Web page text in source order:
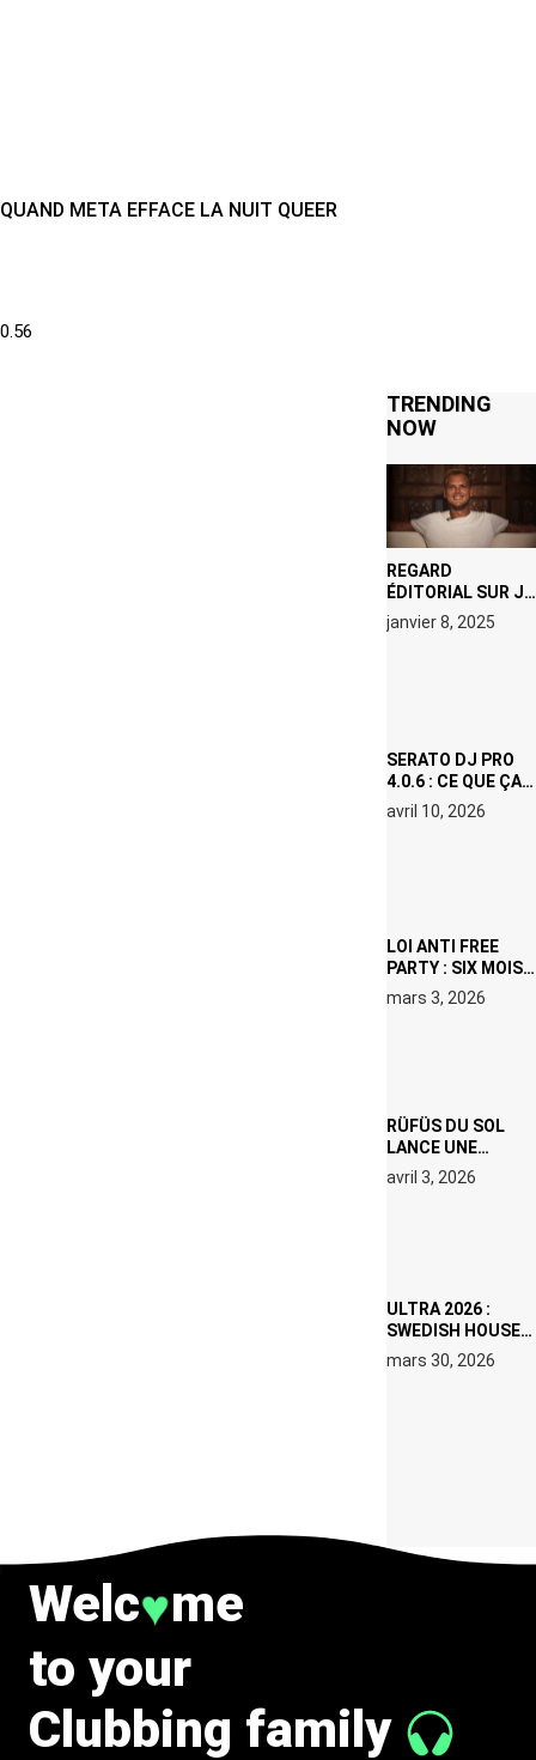
QUAND META EFFACE LA NUIT QUEER
TRENDING
NOW
REGARD
ÉDITORIAL SUR JE
M’APPELLE TIM
(NETFLIX) : AVICII,
janvier 8, 2025
SERATO DJ PRO
4.0.6 : CE QUE ÇA
CHANGE, MÊME SI
VOUS N’ÊTES NI
avril 10, 2026
LOI ANTI FREE
PARTY : SIX MOIS
DE PRISON ET 5
000 € D’AMENDE
mars 3, 2026
RÜFÜS DU SOL
LANCE UNE
RÉSIDENCE DJ
SET DE QUATRE
avril 3, 2026
ULTRA 2026 :
SWEDISH HOUSE
MAFIA RETROUVE
ERIC PRYDZ DANS
mars 30, 2026
Welc♥me
to your
Clubbing family